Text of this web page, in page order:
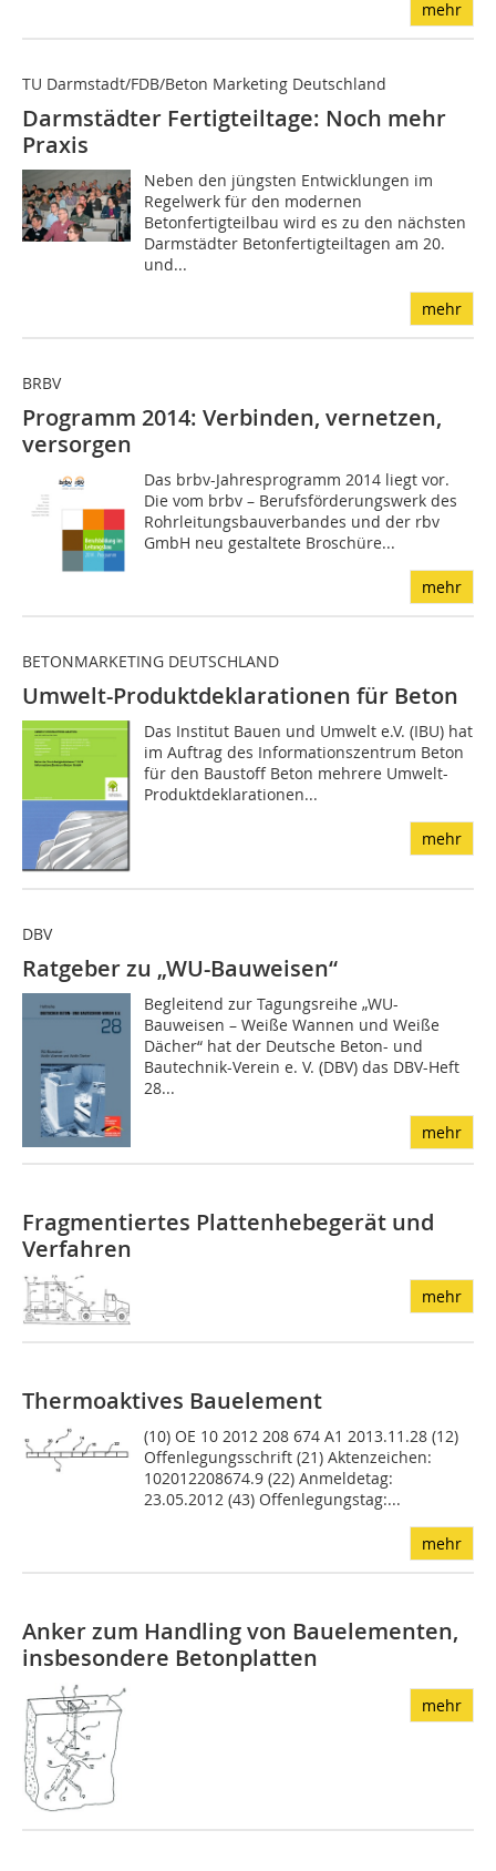
mehr
TU Darmstadt/FDB/Beton Marketing Deutschland
Darmstädter Fertigteiltage: Noch mehr
Praxis
Neben den jüngsten Entwicklungen im
Regelwerk für den modernen
Betonfertigteilbau wird es zu den nächsten
Darmstädter Betonfertigteiltagen am 20.
und...
mehr
BRBV
Programm 2014: Verbinden, vernetzen,
versorgen
Das brbv-Jahresprogramm 2014 liegt vor.
Die vom brbv – Berufsförderungswerk des
Rohrleitungsbauverbandes und der rbv
GmbH neu gestaltete Broschüre...
mehr
BETONMARKETING DEUTSCHLAND
Umwelt-Produktdeklarationen für Beton
Das Institut Bauen und Umwelt e.V. (IBU) hat
im Auftrag des Informationszentrum Beton
für den Baustoff Beton mehrere Umwelt-
Produktdeklarationen...
mehr
DBV
Ratgeber zu „WU-Bauweisen“
Begleitend zur Tagungsreihe „WU-
Bauweisen – Weiße Wannen und Weiße
Dächer“ hat der Deutsche Beton- und
Bautechnik-Verein e. V. (DBV) das DBV-Heft
28...
mehr
Fragmentiertes Plattenhebegerät und
Verfahren
mehr
Thermoaktives Bauelement
(10) OE 10 2012 208 674 A1 2013.11.28 (12)
Offenlegungsschrift (21) Aktenzeichen:
102012208674.9 (22) Anmeldetag:
23.05.2012 (43) Offenlegungstag:...
mehr
Anker zum Handling von Bauelementen,
insbesondere Betonplatten
mehr